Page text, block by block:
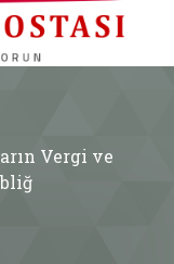
Vergi ve